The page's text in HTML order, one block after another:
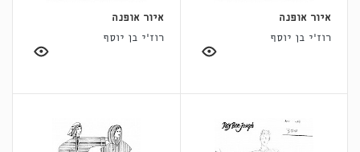
איור אופנה
רוז'י בן יוסף
איור אופנה
רוז'י בן יוסף